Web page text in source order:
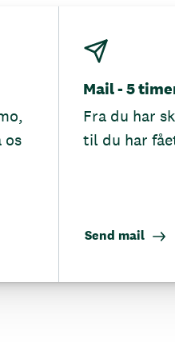
os
Mail - 5
Fra du har
til du har
Send mail